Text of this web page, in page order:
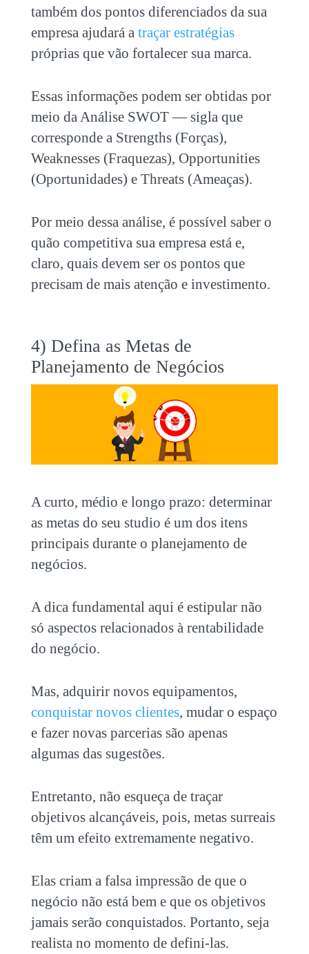
também dos pontos diferenciados da sua
empresa ajudará a traçar estratégias
próprias que vão fortalecer sua marca.
Essas informações podem ser obtidas por
meio da Análise SWOT — sigla que
corresponde a Strengths (Forças),
Weaknesses (Fraquezas), Opportunities
(Oportunidades) e Threats (Ameaças).
Por meio dessa análise, é possível saber o
quão competitiva sua empresa está e,
claro, quais devem ser os pontos que
precisam de mais atenção e investimento.
4) Defina as Metas de
Planejamento de Negócios
A curto, médio e longo prazo: determinar
as metas do seu studio é um dos itens
principais durante o planejamento de
negócios.
A dica fundamental aqui é estipular não
só aspectos relacionados à rentabilidade
do negócio.
Mas, adquirir novos equipamentos,
conquistar novos clientes, mudar o espaço
e fazer novas parcerias são apenas
algumas das sugestões.
Entretanto, não esqueça de traçar
objetivos alcançáveis, pois, metas surreais
têm um efeito extremamente negativo.
Elas criam a falsa impressão de que o
negócio não está bem e que os objetivos
jamais serão conquistados. Portanto, seja
realista no momento de defini-las.